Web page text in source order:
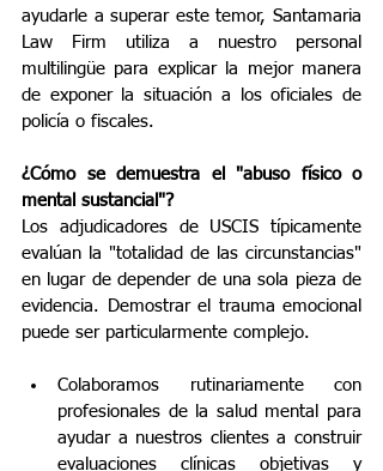
ayudarle a superar este temor, Santamaria
Law Firm utiliza a nuestro personal
multilingüe para explicar la mejor manera
de exponer la situación a los oficiales de
policía o fiscales.
¿Cómo se demuestra el "abuso físico o
mental sustancial"?
Los adjudicadores de USCIS típicamente
evalúan la "totalidad de las circunstancias"
en lugar de depender de una sola pieza de
evidencia. Demostrar el trauma emocional
puede ser particularmente complejo.
Colaboramos rutinariamente con
profesionales de la salud mental para
ayudar a nuestros clientes a construir
evaluaciones clínicas objetivas y